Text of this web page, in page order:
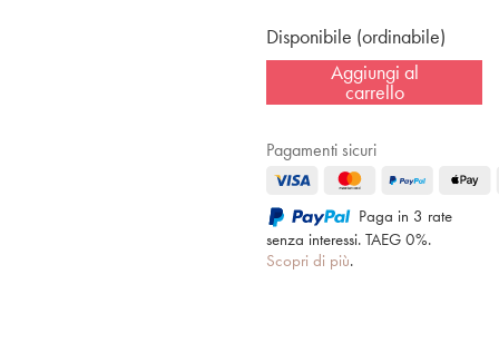
Disponibile (ordinabile)
Aggiungi al
carrello
Pagamenti sicuri
Paga in 3 rate
senza interessi. TAEG 0%.
Scopri di più.